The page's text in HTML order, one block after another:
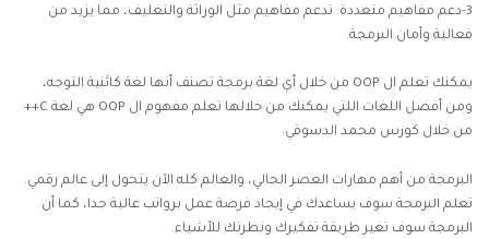
3-دعم مفاهيم متعددة: تدعم مفاهيم مثل الوراثة والتغليف، مما يزيد من
فعالية وأمان البرمجة.
يمكنك تعلم ال OOP من خلال أي لغة برمجة تصنف أنها لغة كائنية التوجه،
ومن أفضل اللغات اللتي يمكنك من خلالها تعلم مفهوم ال OOP
هي لغة C++
من خلال كورس محمد الدسوقي.
البرمجة من أهم مهارات العصر الحالي، والعالم كله الآن يتحول إلى عالم رقمي.
تعلم البرمجة سوف يساعدك في إيجاد فرصة عمل برواتب عالية جدا، كما أن
البرمجة سوف تغير طريقة تفكيرك ونظرتك للأشياء.